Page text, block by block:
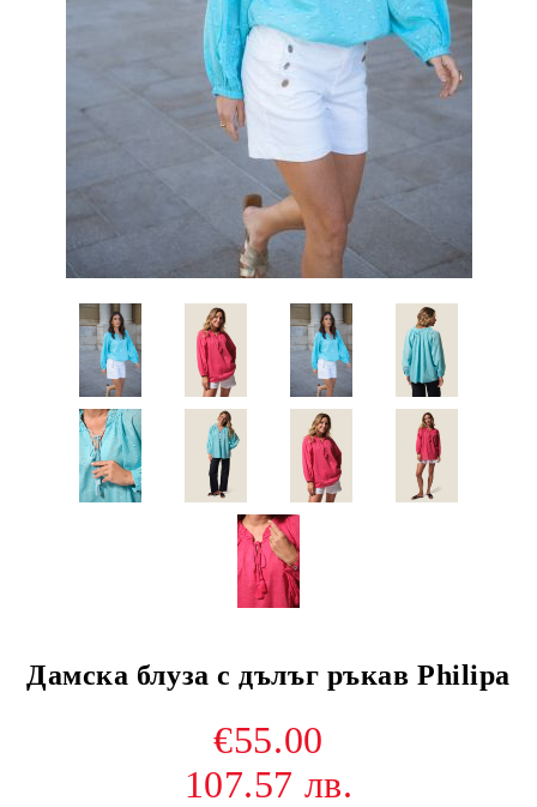
Дамска блуза с дълъг ръкав Philipa
€55.00
107.57 лв.